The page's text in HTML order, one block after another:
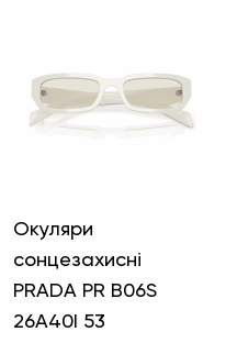
Окуляри
сонцезахисні
PRADA PR B06S
26A40I 53